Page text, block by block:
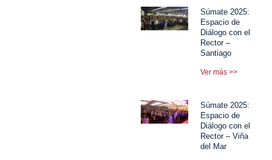
Súmate 2025:
Espacio de
Diálogo con el
Rector –
Santiago
Ver más >>
Súmate 2025:
Espacio de
Diálogo con el
Rector – Viña
del Mar